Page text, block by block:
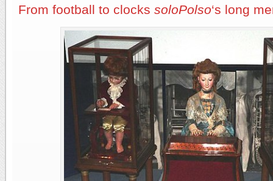
From football to clocks soloPolso‘s long